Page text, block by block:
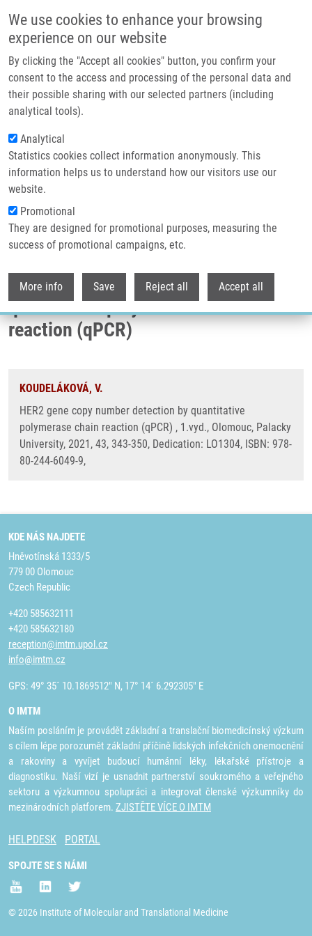
We use cookies to enhance your browsing
experience on our website
By clicking the "Accept all cookies" button, you confirm your
consent to the access and processing of the personal data and
their possible sharing with our selected partners (including
analytical tools).
Analytical
Statistics cookies collect information anonymously. This
information helps us to understand how our visitors use our
website.
Promotional
They are designed for promotional purposes, measuring the
success of promotional campaigns, etc.
More info Save Reject all Accept all
Header image
Drobečková navigace
Domů
HER2 Gene Copy Number Detection By Quantitative Polymerase Chain
Reaction (qPCR)
HER2 gene copy number detection by
quantitative polymerase chain
reaction (qPCR)
KOUDELÁKOVÁ, V.
HER2 gene copy number detection by quantitative
polymerase chain reaction (qPCR) , 1.vyd., Olomouc, Palacky
University, 2021, 43, 343-350, Dedication: LO1304, ISBN: 978-
80-244-6049-9,
KDE NÁS NAJDETE
Hněvotínská 1333/5
779 00 Olomouc
Czech Republic
+420 585632111
+420 585632180
reception@imtm.upol.cz
info@imtm.cz
GPS: 49° 35´ 10.1869512" N, 17° 14´ 6.292305" E
O IMTM
Naším posláním je provádět základní a translační biomedicínský výzkum
s cílem lépe porozumět základní příčině lidských infekčních onemocnění
a rakoviny a vyvíjet budoucí humánní léky, lékařské přístroje a
diagnostiku. Naší vizí je usnadnit partnerství soukromého a veřejného
sektoru a výzkumnou spolupráci a integrovat členské výzkumníky do
mezinárodních platforem. ZJISTĚTE VÍCE O IMTM
HELPDESK PORTAL
SPOJTE SE S NÁMI
© 2026 Institute of Molecular and Translational Medicine